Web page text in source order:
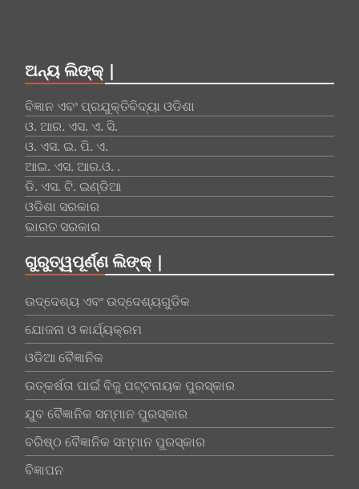
ଅନ୍ୟ ଲିଙ୍କ୍ |
ବିଜ୍ଞାନ ଏବଂ ପ୍ରଯୁକ୍ତିବିଦ୍ୟା ଓଡିଶା
ଓ. ଆର. ଏସ. ଏ. ସି.
ଓ. ଏସ. ଇ. ପି. ଏ.
ଆଇ. ଏସ. ଆର.ଓ. .
ଡି. ଏସ. ଟି. ଇଣ୍ଡିଆ
ଓଡିଶା ସରକାର
ଭାରତ ସରକାର
ଗୁରୁତ୍ୱପୂର୍ଣ୍ଣ ଲିଙ୍କ୍ |
ଉଦ୍ଦେଶ୍ୟ ଏବଂ ଉଦ୍ଦେଶ୍ୟଗୁଡିକ
ଯୋଜନା ଓ କାର୍ଯ୍ୟକ୍ରମ
ଓଡିଆ ବୈଜ୍ଞାନିକ
ଉତ୍କର୍ଷତା ପାଇଁ ବିଜୁ ପଟ୍ଟନାୟକ ପୁରସ୍କାର
ଯୁବ ବୈଜ୍ଞାନିକ ସମ୍ମାନ ପୁରସ୍କାର
ବରିଷ୍ଠ ବୈଜ୍ଞାନିକ ସମ୍ମାନ ପୁରସ୍କାର
ବିଜ୍ଞାପନ